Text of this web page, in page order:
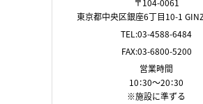
〒104-0061
東京都中央区銀座6丁目10-1
TEL:03-4588-6484
FAX:03-6800-5200
営業時間
10：30～20：30
※施設に準ずる